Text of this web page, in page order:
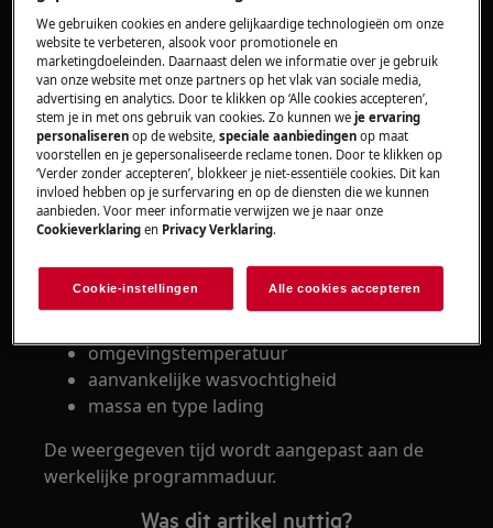
programma
De werkelijke programmaduur verschilt
van die in de gebruikershandleiding
Geldt voor:
Warmtepompdroger
Oplossing:
1. Het apparaat werkt correct.
De droogtijd wordt berekend op basis van
verschillende parameters, zoals:
omgevingstemperatuur
aanvankelijke wasvochtigheid
massa en type lading
De weergegeven tijd wordt aangepast aan de
werkelijke programmaduur.
Was dit artikel nuttig?
We gebruiken cookies en andere gelijkaardige technologieën om onze
website te verbeteren, alsook voor promotionele en
marketingdoeleinden. Daarnaast delen we informatie over je gebruik
van onze website met onze partners op het vlak van sociale media,
advertising en analytics. Door te klikken op ‘Alle cookies accepteren’,
stem je in met ons gebruik van cookies. Zo kunnen weje ervaring
personaliseren op de website,speciale aanbiedingen op maat
voorstellen en je gepersonaliseerde reclame tonen. Door te klikken op
‘Verder zonder accepteren’, blokkeer je niet-essentiële cookies. Dit kan
invloed hebben op je surfervaring en op de diensten die we kunnen
aanbieden. Voor meer informatie verwijzen we je naar onze
Cookieverklaring en Privacy Verklaring.
Cookie-instellingen Alle cookies accepteren